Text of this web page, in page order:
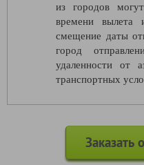
из городов
времени вылета
смещение даты
город
удаленности от
транспортных
Заказать